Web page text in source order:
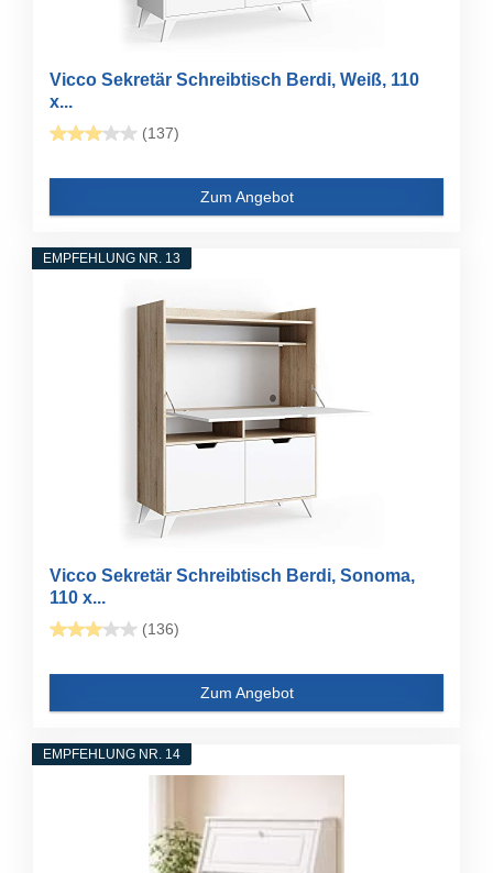
Vicco Sekretär Schreibtisch Berdi, Weiß, 110
x...
(137)
Zum Angebot
EMPFEHLUNG NR. 13
Vicco Sekretär Schreibtisch Berdi, Sonoma,
110 x...
(136)
Zum Angebot
EMPFEHLUNG NR. 14